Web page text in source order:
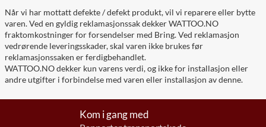
Når vi har mottatt defekte / defekt produkt, vil vi reparere eller bytte
varen. Ved en gyldig reklamasjonssak dekker WATTOO.NO
fraktomkostninger for forsendelser med Bring. Ved reklamasjon
vedrørende leveringsskader, skal varen ikke brukes før
reklamasjonssaken er ferdigbehandlet.
WATTOO.NO dekker kun varens verdi, og ikke for installasjon eller
andre utgifter i forbindelse med varen eller installasjon av denne.
Kom i gang med